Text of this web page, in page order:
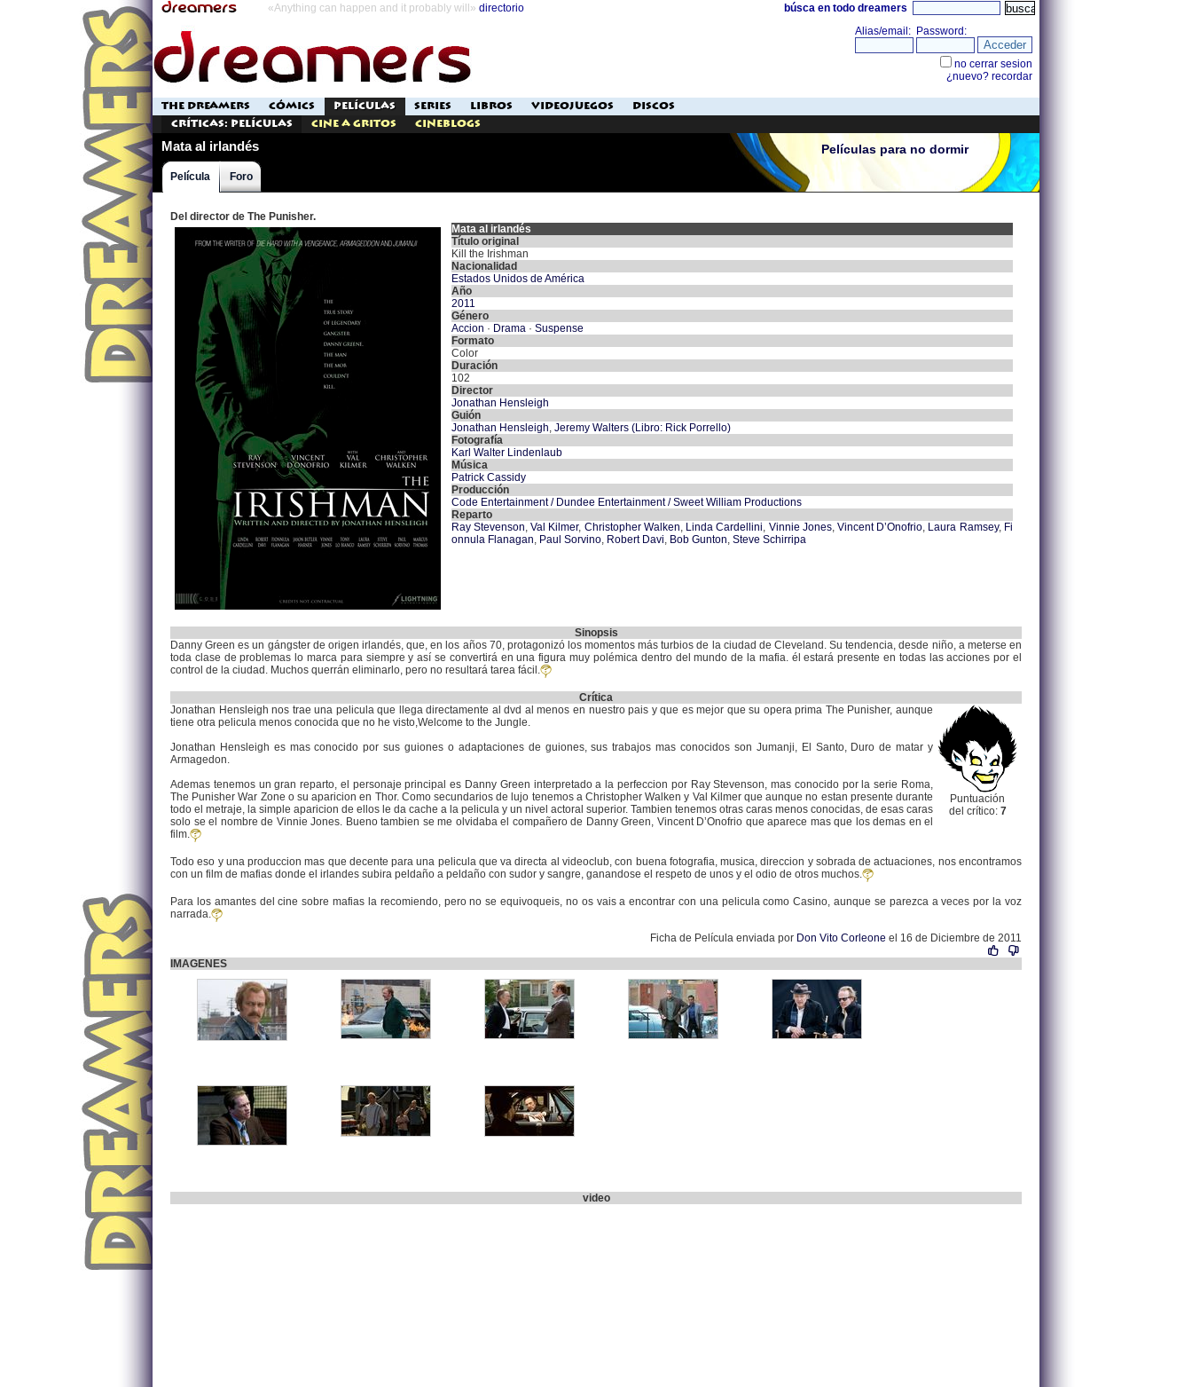
«Anything can happen and it probably will» directorio búsca en todo dreamers
THE DREAMERS CÓMICS PELÍCULAS SERIES LIBROS VIDEOJUEGOS
DISCOS
Críticas: Películas
Cine a Gritos Cineblogs
Mata al irlandés Películas para no dormir
Película Foro
Del director de The Punisher.
Mata al irlandés
Título original
Kill the Irishman
Nacionalidad
Estados Unidos de América
Año
2011
Género
Accion · Drama· Suspense
Formato
Color
Duración
102
Director
Jonathan Hensleigh
Guión
Jonathan Hensleigh, Jeremy Walters (Libro: Rick Porrello)
Fotografía
Karl Walter Lindenlaub
Música
Patrick Cassidy
Producción
Code Entertainment / Dundee Entertainment / Sweet William Productions
Reparto
Ray Stevenson,Val Kilmer, Christopher Walken, Linda Cardellini, Vinnie Jones, Vincent D’Onofrio, Laura Ramsey, Fi
onnula Flanagan, Paul Sorvino, Robert Davi, Bob Gunton, Steve Schirripa
Sinopsis
Danny Green es un gángster de origen irlandés, que, en los años 70, protagonizó los momentos más turbios de la ciudad de Cleveland. Su tendencia, desde niño, a meterse en
toda clase de problemas lo marca para siempre y así se convertirá en una figura muy polémica dentro del mundo de la mafia. él estará presente en todas las acciones por el
control de la ciudad. Muchos querrán eliminarlo, pero no resultará tarea fácil.
Crítica
Puntuación
del crítico: 7
Jonathan Hensleigh nos trae una pelicula que llega directamente al dvd al menos en nuestro pais y que es mejor que su opera prima The Punisher, aunque
tiene otra pelicula menos conocida que no he visto,Welcome to the Jungle.
Jonathan Hensleigh es mas conocido por sus guiones o adaptaciones de guiones, sus trabajos mas conocidos son Jumanji, El Santo, Duro de matar y
Armagedon.
Ademas tenemos un gran reparto, el personaje principal es Danny Green interpretado a la perfeccion por Ray Stevenson, mas conocido por la serie Roma,
The Punisher War Zone o su aparicion en Thor. Como secundarios de lujo tenemos a Christopher Walken y Val Kilmer que aunque no estan presente durante
todo el metraje, la simple aparicion de ellos le da cache a la pelicula y un nivel actoral superior. Tambien tenemos otras caras menos conocidas, de esas caras
solo se el nombre de Vinnie Jones. Bueno tambien se me olvidaba el compañero de Danny Green, Vincent D’Onofrio que aparece mas que los demas en el
film.
Todo eso y una produccion mas que decente para una pelicula que va directa al videoclub, con buena fotografia, musica, direccion y sobrada de actuaciones, nos encontramos
con un film de mafias donde el irlandes subira peldaño a peldaño con sudor y sangre, ganandose el respeto de unos y el odio de otros muchos.
Para los amantes del cine sobre mafias la recomiendo, pero no se equivoqueis, no os vais a encontrar con una pelicula como Casino, aunque se parezca a veces por la voz
narrada.
Ficha de Película enviada por Don Vito Corleone el 16 de Diciembre de 2011
IMAGENES
video